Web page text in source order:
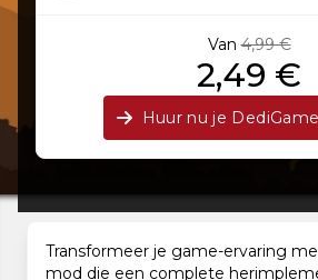
Van 4,99 €
2,49 €
Huur nu je
Transformeer je game-ervaring
mod die een complete